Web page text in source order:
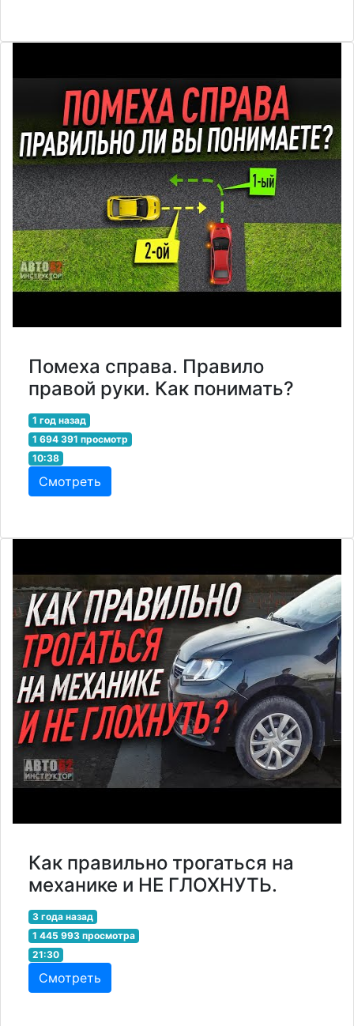
Помеха справа. Правило
правой руки. Как понимать?
1 год назад
1 694 391 просмотр
10:38
Смотреть
Как правильно трогаться на
механике и НЕ ГЛОХНУТЬ.
3 года назад
1 445 993 просмотра
21:30
Смотреть